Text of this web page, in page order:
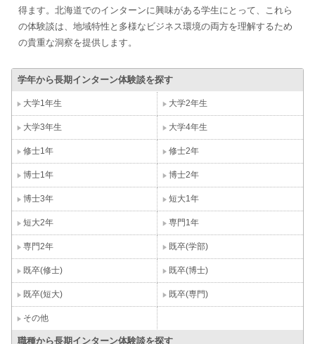
得ます。北海道でのインターンに興味がある学生にとって、これら
の体験談は、地域特性と多様なビジネス環境の両方を理解するため
の貴重な洞察を提供します。
学年から長期インターン体験談を探す
大学1年生 大学2年生
大学3年生 大学4年生
修士1年 修士2年
博士1年 博士2年
博士3年 短大1年
短大2年 専門1年
専門2年 既卒(学部)
既卒(修士) 既卒(博士)
既卒(短大) 既卒(専門)
その他
職種から長期インターン体験談を探す